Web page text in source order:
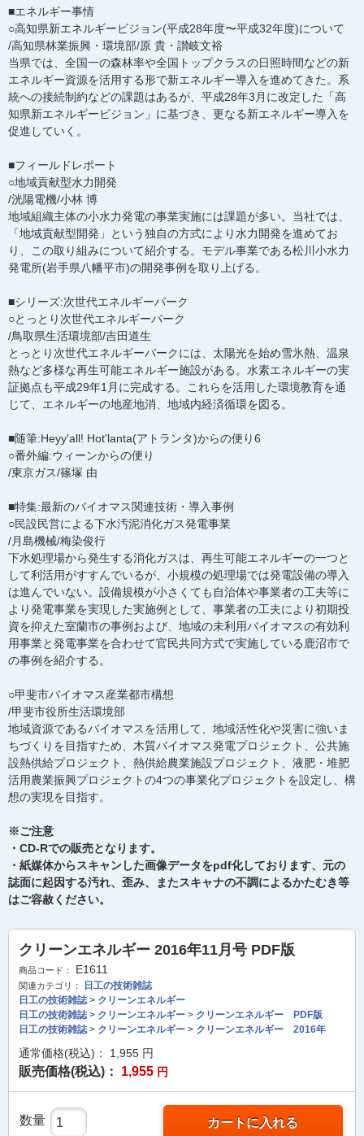
■エネルギー事情
○高知県新エネルギービジョン(平成28年度〜平成32年度)について
/高知県林業振興・環境部/原 貴・讃岐文裕
当県では、全国一の森林率や全国トップクラスの日照時間などの新
エネルギー資源を活用する形で新エネルギー導入を進めてきた。系
統への接続制約などの課題はあるが、平成28年3月に改定した「高
知県新エネルギービジョン」に基づき、更なる新エネルギー導入を
促進していく。
■フィールドレポート
○地域貢献型水力開発
/洸陽電機/小林 博
地域組織主体の小水力発電の事業実施には課題が多い。当社では、
「地域貢献型開発」という独自の方式により水力開発を進めてお
り、この取り組みについて紹介する。モデル事業である松川小水力
発電所(岩手県八幡平市)の開発事例を取り上げる。
■シリーズ:次世代エネルギーパーク
○とっとり次世代エネルギーパーク
/鳥取県生活環境部/吉田道生
とっとり次世代エネルギーパークには、太陽光を始め雪氷熱、温泉
熱など多様な再生可能エネルギー施設がある。水素エネルギーの実
証拠点も平成29年1月に完成する。これらを活用した環境教育を通
じて、エネルギーの地産地消、地域内経済循環を図る。
■随筆:Heyy'all! Hot'lanta(アトランタ)からの便り6
○番外編:ウィーンからの便り
/東京ガス/篠塚 由
■特集:最新のバイオマス関連技術・導入事例
○民設民営による下水汚泥消化ガス発電事業
/月島機械/梅染俊行
下水処理場から発生する消化ガスは、再生可能エネルギーの一つと
して利活用がすすんでいるが、小規模の処理場では発電設備の導入
は進んでいない。設備規模が小さくても自治体や事業者の工夫等に
より発電事業を実現した実施例として、事業者の工夫により初期投
資を抑えた室蘭市の事例および、地域の未利用バイオマスの有効利
用事業と発電事業を合わせて官民共同方式で実施している鹿沼市で
の事例を紹介する。
○甲斐市バイオマス産業都市構想
/甲斐市役所生活環境部
地域資源であるバイオマスを活用して、地域活性化や災害に強いま
ちづくりを目指すため、木質バイオマス発電プロジェクト、公共施
設熱供給プロジェクト、熱供給農業施設プロジェクト、液肥・堆肥
活用農業振興プロジェクトの4つの事業化プロジェクトを設定し、構
想の実現を目指す。
※ご注意
・CD-Rでの販売となります。
・紙媒体からスキャンした画像データをpdf化しております、元の
誌面に起因する汚れ、歪み、またスキャナの不調によるかたむき等
はご容赦ください。
クリーンエネルギー 2016年11月号 PDF版
商品コード： E1611
関連カテゴリ：
日工の技術雑誌
日工の技術雑誌> クリーンエネルギー
日工の技術雑誌> クリーンエネルギー > クリーンエネルギー PDF版
日工の技術雑誌> クリーンエネルギー > クリーンエネルギー 2016年
通常価格(税込)： 1,955 円
販売価格(税込)： 1,955 円
数量 カートに入れる